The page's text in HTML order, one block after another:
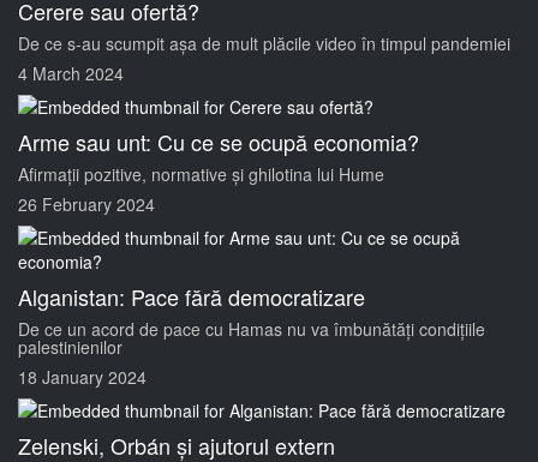
Cerere sau ofertă?
De ce s-au scumpit așa de mult plăcile video în timpul pandemiei
4 March 2024
Arme sau unt: Cu ce se ocupă economia?
Afirmații pozitive, normative și ghilotina lui Hume
26 February 2024
Alganistan: Pace fără democratizare
De ce un acord de pace cu Hamas nu va îmbunătăți condițiile
palestinienilor
18 January 2024
Zelenski, Orbán și ajutorul extern